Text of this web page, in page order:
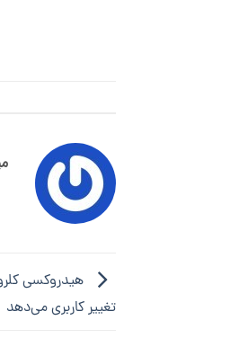
تغییر کاربری می‌دهد